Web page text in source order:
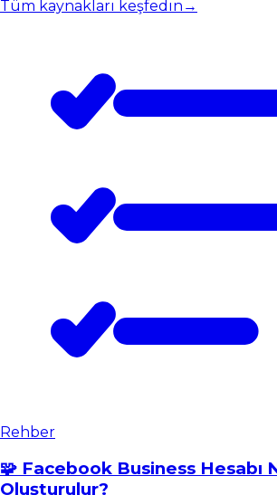
Tüm kaynakları keşfedin →
Rehber
🧩 Facebook Business Hesabı
Oluşturulur?